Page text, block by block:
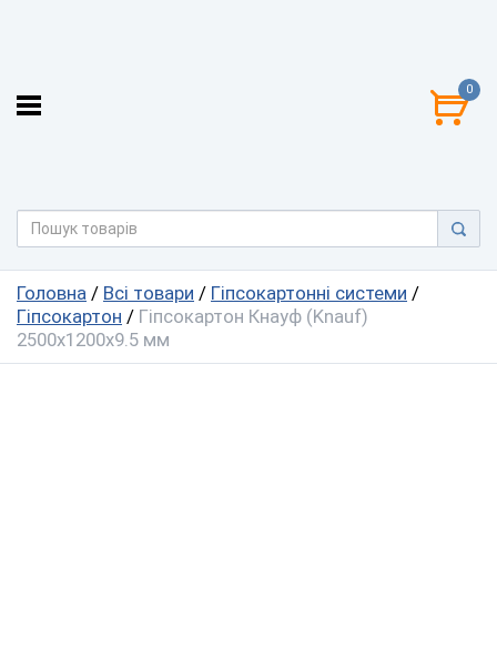
0
Головна / Всі товари / Гіпсокартонні системи /
Гіпсокартон / Гіпсокартон Кнауф (Knauf)
2500х1200х9.5 мм